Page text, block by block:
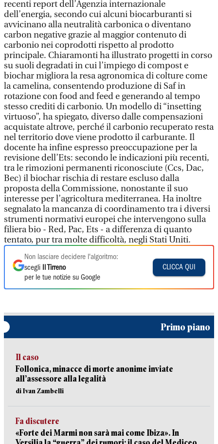
recenti report dell’Agenzia internazionale
dell’energia, secondo cui alcuni biocarburanti si
avvicinano alla neutralità carbonica o diventano
carbon negative grazie al maggior contenuto di
carbonio nei coprodotti rispetto al prodotto
principale. Chiaramonti ha illustrato progetti in corso
su suoli degradati in cui l’impiego di compost e
biochar migliora la resa agronomica di colture come
la camelina, consentendo produzione di Saf in
rotazione con food and feed e generando al tempo
stesso crediti di carbonio. Un modello di “insetting
virtuoso”, ha spiegato, diverso dalle compensazioni
acquistate altrove, perché il carbonio recuperato resta
nel territorio dove viene prodotto il carburante. Il
docente ha infine espresso preoccupazione per la
revisione dell’Ets: secondo le indicazioni più recenti,
tra le rimozioni permanenti riconosciute (Ccs, Dac,
Bec) il biochar rischia di restare escluso dalla
proposta della Commissione, nonostante il suo
interesse per l’agricoltura mediterranea. Ha inoltre
segnalato la mancanza di coordinamento tra i diversi
strumenti normativi europei che intervengono sulla
filiera bio - Red, Pac, Ets - a differenza di quanto
tentato, pur tra molte difficoltà, negli Stati Uniti.
Non lasciare decidere l'algoritmo:
scegli
Il Tirreno
per le tue notizie su Google
CLICCA QUI
Primo piano
Il caso
Follonica, minacce di morte anonime inviate
all’assessore alla legalità
di Ivan Zambelli
Fa discutere
«Forte dei Marmi non sarà mai come Ibiza». In